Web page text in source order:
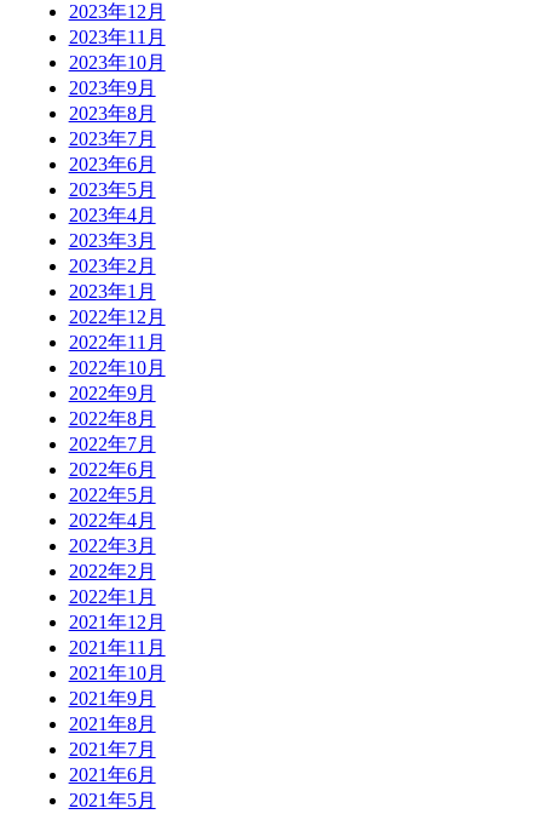
2023年12月
2023年11月
2023年10月
2023年9月
2023年8月
2023年7月
2023年6月
2023年5月
2023年4月
2023年3月
2023年2月
2023年1月
2022年12月
2022年11月
2022年10月
2022年9月
2022年8月
2022年7月
2022年6月
2022年5月
2022年4月
2022年3月
2022年2月
2022年1月
2021年12月
2021年11月
2021年10月
2021年9月
2021年8月
2021年7月
2021年6月
2021年5月